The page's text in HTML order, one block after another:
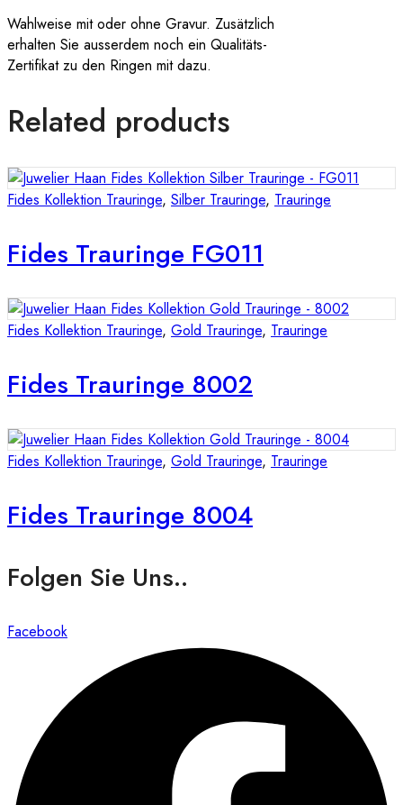
Wahlweise mit oder ohne Gravur. Zusätzlich
erhalten Sie ausserdem noch ein Qualitäts-
Zertifikat zu den Ringen mit dazu.
Related products
Fides Kollektion Trauringe, Silber Trauringe, Trauringe
Fides Trauringe FG011
Fides Kollektion Trauringe, Gold Trauringe, Trauringe
Fides Trauringe 8002
Fides Kollektion Trauringe, Gold Trauringe, Trauringe
Fides Trauringe 8004
Folgen Sie Uns..
Facebook